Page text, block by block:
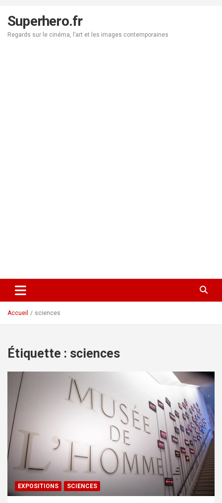
contenu
Superhero.fr
Regards sur le cinéma, l’art et les images contemporaines
Accueil sciences
Étiquette : sciences
EXPOSITIONS SCIENCES